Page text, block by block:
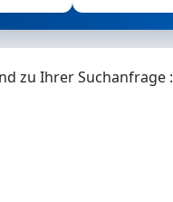
zu Ihrer Suchanfrage :